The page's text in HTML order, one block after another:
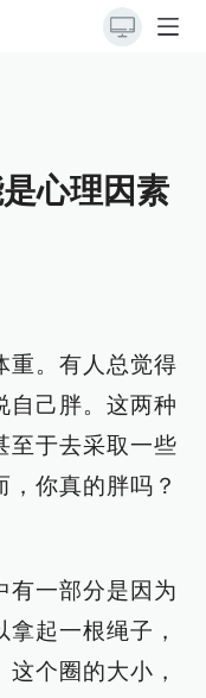
心理因素
重。有人总觉得
自己胖。这两种
至于去采取一些
你真的胖吗？
有一部分是因为
起一根绳子，
个圈的大小，